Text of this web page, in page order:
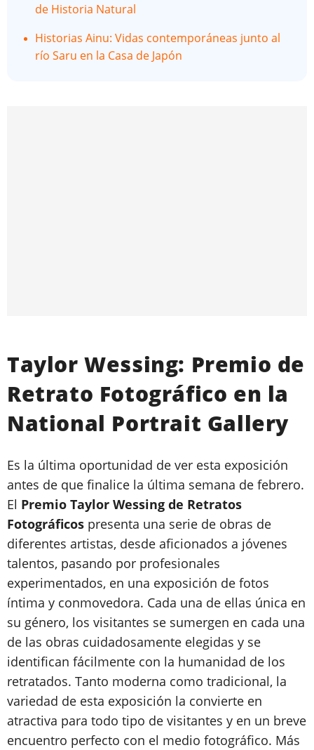
de Historia Natural
Historias Ainu: Vidas contemporáneas junto al
río Saru en la Casa de Japón
Taylor Wessing: Premio de
Retrato Fotográfico en la
National Portrait Gallery
Es la última oportunidad de ver esta exposición
antes de que finalice la última semana de febrero.
El Premio Taylor Wessing de Retratos
Fotográficos presenta una serie de obras de
diferentes artistas, desde aficionados a jóvenes
talentos, pasando por profesionales
experimentados, en una exposición de fotos
íntima y conmovedora. Cada una de ellas única en
su género, los visitantes se sumergen en cada una
de las obras cuidadosamente elegidas y se
identifican fácilmente con la humanidad de los
retratados. Tanto moderna como tradicional, la
variedad de esta exposición la convierte en
atractiva para todo tipo de visitantes y en un breve
encuentro perfecto con el medio fotográfico. Más